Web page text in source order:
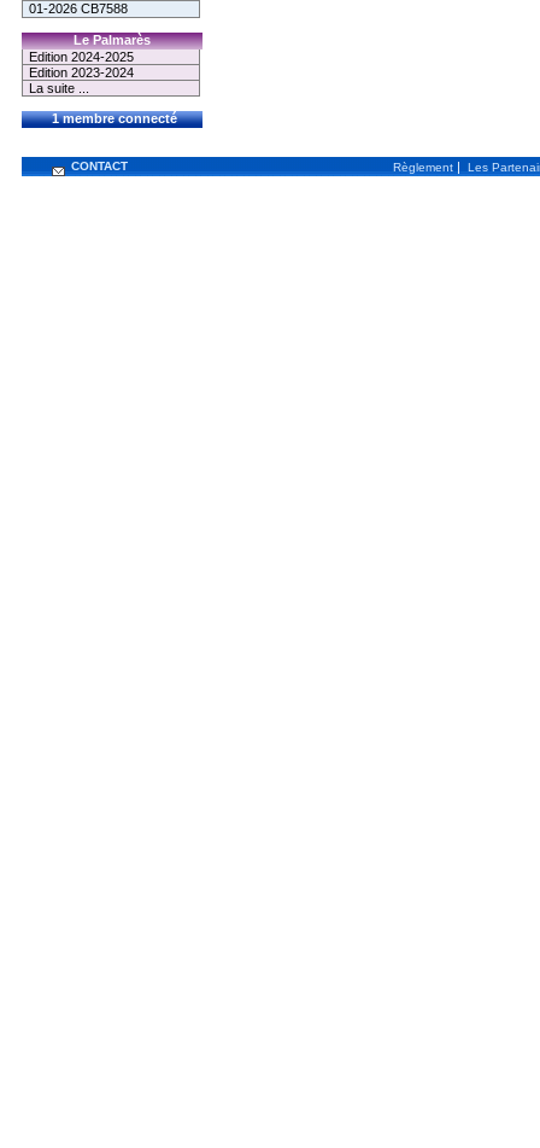
01-2026 CB7588
Le Palmarès
Edition 2024-2025
Edition 2023-2024
La suite ...
1 membre connecté
CONTACT Règlement | Les